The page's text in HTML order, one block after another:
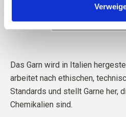
Das Garn wird in Italien
arbeitet nach ethischen,
Standards und stellt Garne her,
Chemikalien sind.